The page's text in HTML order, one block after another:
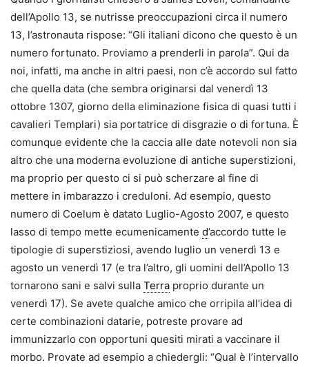
dell’Apollo 13, se nutrisse preoccupazioni circa il numero
13, l’astronauta rispose: “Gli italiani dicono che questo è un
numero fortunato. Proviamo a prenderli in parola”. Qui da
noi, infatti, ma anche in altri paesi, non c’è accordo sul fatto
che quella data (che sembra originarsi dal venerdì 13
ottobre 1307, giorno della eliminazione fisica di quasi tutti i
cavalieri Templari) sia portatrice di disgrazie o di fortuna. È
comunque evidente che la caccia alle date notevoli non sia
altro che una moderna evoluzione di antiche superstizioni,
ma proprio per questo ci si può scherzare al fine di
mettere in imbarazzo i creduloni. Ad esempio, questo
numero di Coelum è datato Luglio-Agosto 2007, e questo
lasso di tempo mette ecumenicamente d’accordo tutte le
tipologie di superstiziosi, avendo luglio un venerdì 13 e
agosto un venerdì 17 (e tra l’altro, gli uomini dell’Apollo 13
tornarono sani e salvi sulla Terra proprio durante un
venerdì 17). Se avete qualche amico che orripila all’idea di
certe combinazioni datarie, potreste provare ad
immunizzarlo con opportuni quesiti mirati a vaccinare il
morbo. Provate ad esempio a chiedergli: “Qual è l’intervallo